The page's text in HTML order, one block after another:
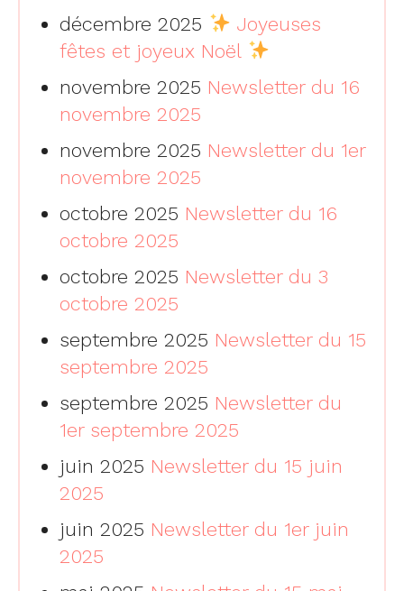
décembre 2025
Joyeuses
fêtes et joyeux Noël
novembre 2025 Newsletter du 16
novembre 2025
novembre 2025 Newsletter du 1er
novembre 2025
octobre 2025 Newsletter du 16
octobre 2025
octobre 2025 Newsletter du 3
octobre 2025
septembre 2025 Newsletter du 15
septembre 2025
septembre 2025 Newsletter du
1er septembre 2025
juin 2025 Newsletter du 15 juin
2025
juin 2025 Newsletter du 1er juin
2025